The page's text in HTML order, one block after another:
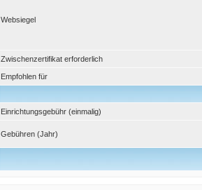
Websiegel
Zwischenzertifikat erforderlich
Empfohlen für
Einrichtungsgebühr (einmalig)
Gebühren (Jahr)